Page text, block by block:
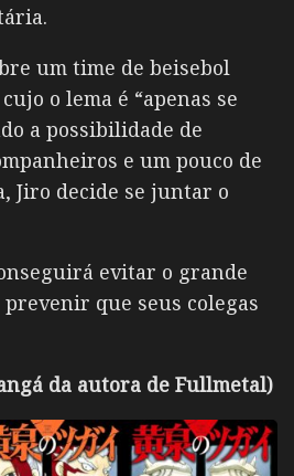
um time de beisebol
o lema é “apenas se
a possibilidade de
e um pouco de
Jiro decide se juntar o
evitar o grande
que seus colegas
da autora de Fullmetal)